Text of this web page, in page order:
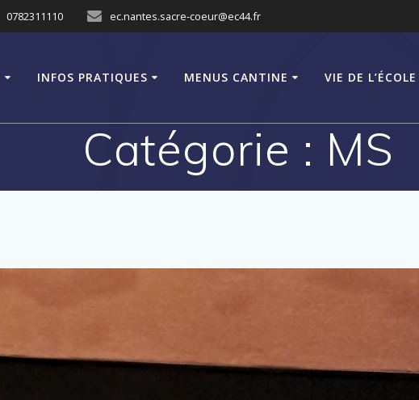
0782311110 ec.nantes.sacre-coeur@ec44.fr
INFOS PRATIQUES MENUS CANTINE VIE DE L’ÉCOLE
Catégorie : MS